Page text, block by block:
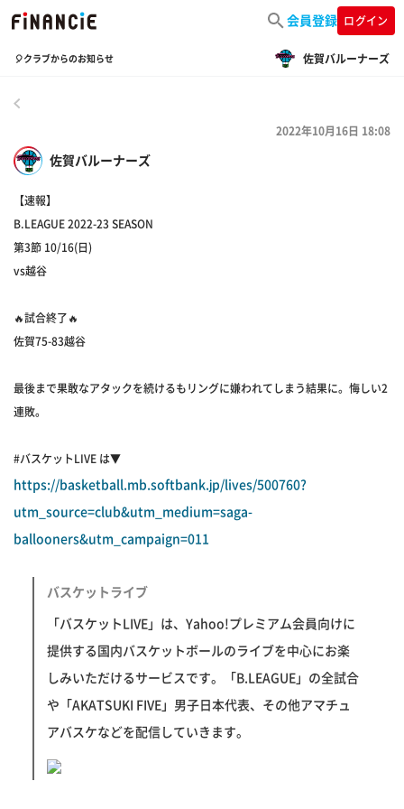
会員登録 ログイン
🎈クラブからのお知らせ 佐賀バルーナーズ
佐賀バルーナーズ
2022年10月16日 18:08
【速報】
B.LEAGUE 2022-23 SEASON
第3節 10/16(日)
vs越谷
🔥試合終了🔥
佐賀75-83越谷
最後まで果敢なアタックを続けるもリングに嫌われてしまう結果に。悔しい2
連敗。
#バスケットLIVE は▼
https://basketball.mb.softbank.jp/lives/500760?
utm_source=club&utm_medium=saga-
ballooners&utm_campaign=011
バスケットライブ
「バスケットLIVE」は、Yahoo!プレミアム会員向けに
提供する国内バスケットボールのライブを中心にお楽
しみいただけるサービスです。「B.LEAGUE」の全試合
や「AKATSUKI FIVE」男子日本代表、その他アマチュ
アバスケなどを配信していきます。